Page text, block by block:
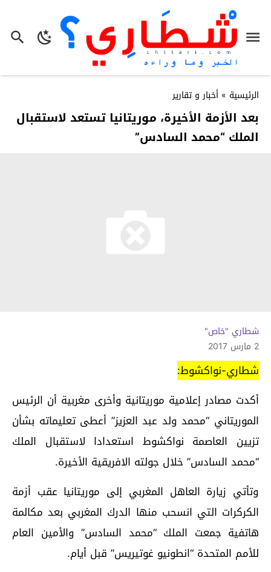
الرئيسية » أخبار و تقارير
بعد الأزمة الأخيرة، موريتانيا تستعد لاستقبال
الملك “محمد السادس”
شطاري "خاص"
2 مارس 2017
شطاري-نواكشوط:
أكدت مصادر إعلامية موريتانية وأخرى مغربية أن الرئيس
الموريتاني “محمد ولد عبد العزيز” أعطى تعليماته بشأن
تزيين العاصمة نواكشوط استعدادا لاستقبال الملك
“محمد السادس” خلال جولته الافريقية الأخيرة.
وتأتي زيارة العاهل المغربي إلى موريتانيا عقب أزمة
الكركرات التي انسحب منها الدرك المغربي بعد مكالمة
هاتفية جمعت الملك “محمد السادس” والأمين العام
للأمم المتحدة “انطونيو غوتيريس” قبل أيام.